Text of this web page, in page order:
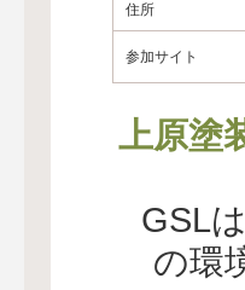
住所
参加サイト
上原塗
GSL
の環